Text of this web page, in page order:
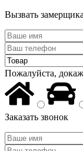
Вызвать замерщика
Пожалуйста,
Заказать звонок